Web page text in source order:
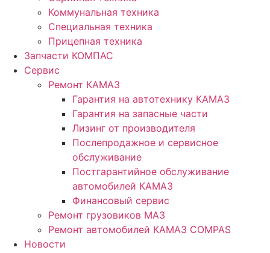
Коммунальная техника
Специальная техника
Прицепная техника
Запчасти КОМПАС
Сервис
Ремонт КАМАЗ
Гарантия на автотехнику КАМАЗ
Гарантия на запасные части
Лизинг от производителя
Послепродажное и сервисное
обслуживание
Постгарантийное обслуживание
автомобилей КАМАЗ
Финансовый сервис
Ремонт грузовиков МАЗ
Ремонт автомобилей КАМАЗ COMPAS
Новости